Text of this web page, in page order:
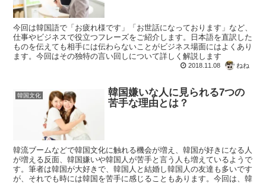
今回は韓国語で「お疲れ様です」「お世話になっております」など、
仕事やビジネスで役立つフレーズをご紹介します。日本語を直訳した
ものを伝えても相手には伝わらないことがビジネス場面にはよくあり
ます。今回はその独特の言い回しについて詳しく解説します
2018.11.08 ねね
韓国文化
韓国嫌いな人に見られる7つの
苦手な理由とは？
韓流ブームなどで韓国文化に触れる機会が増え、韓国が好きになる人
が増える反面、韓国嫌いや韓国人が苦手と言う人も増えているようで
す。筆者は韓国が大好きで、韓国人と結婚し韓国人の友達も多いです
が、それでも時には韓国を苦手に感じることもあります。今回は、韓